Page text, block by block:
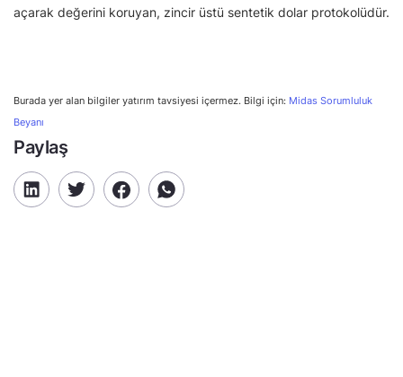
açarak değerini koruyan, zincir üstü sentetik dolar protokolüdür.
Burada yer alan bilgiler yatırım tavsiyesi içermez. Bilgi için: Midas Sorumluluk
Beyanı
Paylaş